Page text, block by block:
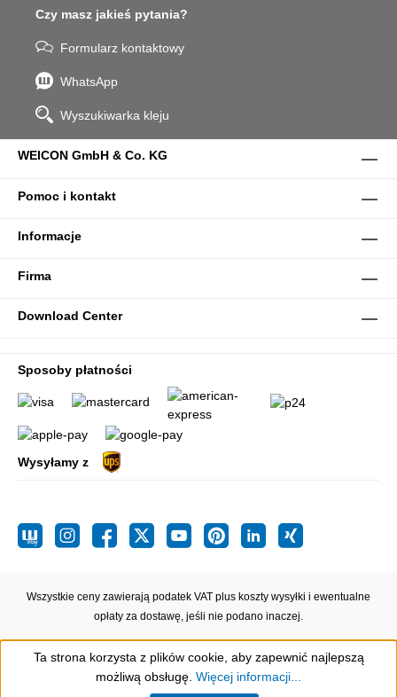
Czy masz jakieś pytania?
Formularz kontaktowy
WhatsApp
Wyszukiwarka kleju
WEICON GmbH & Co. KG
Pomoc i kontakt
Informacje
Firma
Download Center
Sposoby płatności
Wysyłamy z
Wszystkie ceny zawierają podatek VAT plus koszty wysyłki i ewentualne
opłaty za dostawę, jeśli nie podano inaczej.
Ta strona korzysta z plików cookie, aby zapewnić najlepszą
możliwą obsługę. Więcej informacji...